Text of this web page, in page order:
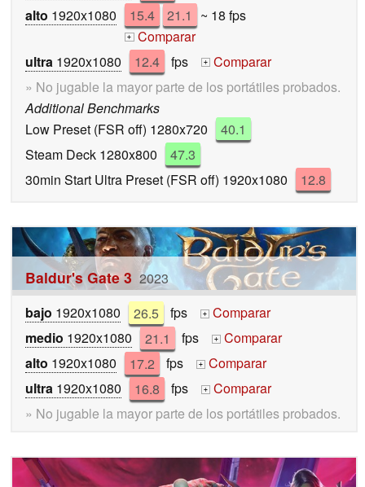
alto 1920x1080 15.4 21.1 ~ 18 fps
+ Comparar
ultra 1920x1080 12.4 fps +
Comparar
» No jugable la mayor parte de los portátiles probados.
Additional Benchmarks
Low Preset (FSR off) 1280x720
40.1
Steam Deck 1280x800
47.3
30min Start Ultra Preset (FSR off) 1920x1080
12.8
Baldur's Gate 3 2023
bajo 1920x1080 26.5 fps +
Comparar
medio 1920x1080 21.1 fps +
Comparar
alto 1920x1080 17.2 fps +
Comparar
ultra 1920x1080 16.8 fps +
Comparar
» No jugable la mayor parte de los portátiles probados.